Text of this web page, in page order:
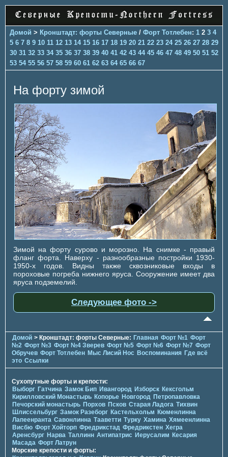
Домой > Кронштадт: форты Северные / Форт Тотлебен: 1 2 3 4
5 6 7 8 9 10 11 12 13 14 15 16 17 18 19 20 21 22 23 24 25 26 27 28 29
30 31 32 33 34 35 36 37 38 39 40 41 42 43 44 45 46 47 48 49 50 51 52
53 54 55 56 57 58 59 60 61 62 63 64 65 66 67
На форту зимой
Зимой на форту сурово и морозно. На снимке - правый
фланг форта. Наверху - разнообразные постройки 1930-
1950-х годов. Видны также сквозниковые входы в
пороховые погреба нижнего яруса. Сооружение имеет два
яруса подземелий.
Следующее фото ->
Домой > Кронштадт: форты Северные: Главная Форт №1 Форт
№2 Форт №3 Форт №4 Зверев Форт №5 Форт №6 Форт №7 Форт
Обручев Форт Тотлебен Мыс Лисий Нос Воспоминания Где всё
это Ссылки
Сухопутные форты и крепости:
Выборг Гатчина Замок Бип Ивангород Изборск Кексгольм
Кирилловский Монастырь Копорье Новгород Петропавловка
Печорcкий монастырь Порхов Псков Старая Ладога Тихвин
Шлиссельбург Замок Разеборг Кастельхольм Кюменлинна
Лапеенранта Савонлинна Тааветти Турку Хамина Хямеенлинна
Висбю Форт Хойторп Фредрикстад Фредрикстен Хегра
Аренсбург Нарва Таллинн Антипатрис Иерусалим Кесария
Масада Форт Латрун
Морские крепости и форты: